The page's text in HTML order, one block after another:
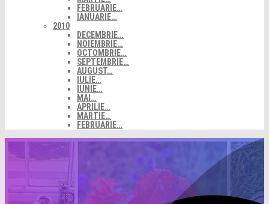
FEBRUARIE…
IANUARIE…
2010
DECEMBRIE…
NOIEMBRIE…
OCTOMBRIE…
SEPTEMBRIE…
AUGUST…
IULIE…
IUNIE…
MAI…
APRILIE…
MARTIE…
FEBRUARIE…